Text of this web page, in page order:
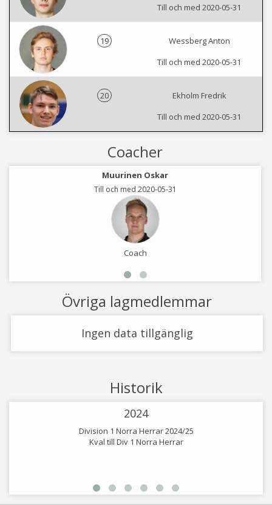
Till och med 2020-05-31
19
Wessberg Anton
Till och med 2020-05-31
20
Ekholm Fredrik
Till och med 2020-05-31
Coacher
Muurinen Oskar
Till och med 2020-05-31
Coach
Övriga lagmedlemmar
Ingen data tillgänglig
Historik
2024
Division 1 Norra Herrar 2024/25
Kval till Div 1 Norra Herrar